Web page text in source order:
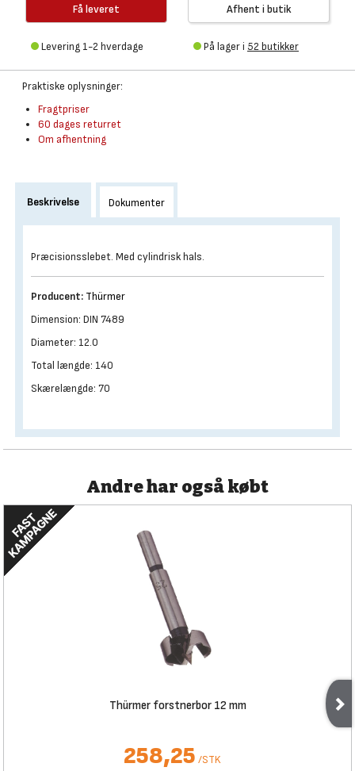
Få leveret
Levering 1-2 hverdage
Afhent i butik
På lager i 52 butikker
Praktiske oplysninger:
Fragtpriser
60 dages returret
Om afhentning
Beskrivelse Dokumenter
Præcisionsslebet. Med cylindrisk hals.
Producent: Thürmer
Dimension: DIN 7489
Diameter: 12.0
Total længde: 140
Skærelængde: 70
Andre har også købt
Thürmer forstnerbor 12 mm
258,25 /STK